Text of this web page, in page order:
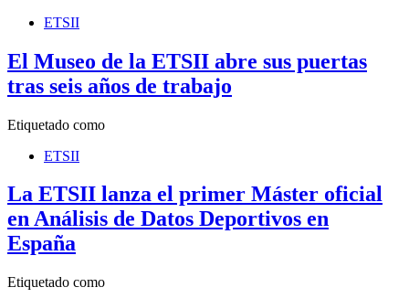
ETSII
El Museo de la ETSII abre sus puertas
tras seis años de trabajo
Etiquetado como
ETSII
La ETSII lanza el primer Máster oficial
en Análisis de Datos Deportivos en
España
Etiquetado como